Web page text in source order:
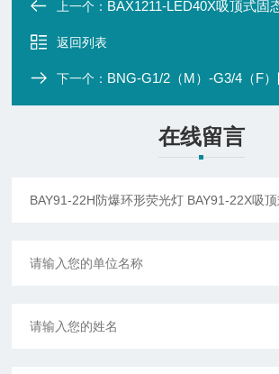
上一个： BAX1211-LED40X吸顶式固态免维护防爆
返回列表
下一个： BNG-G1/2（M）-G3/4（F）防爆挠性连接管
在线留言